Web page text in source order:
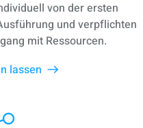
von der ersten
und verpflichten
mit Ressourcen.
lassen